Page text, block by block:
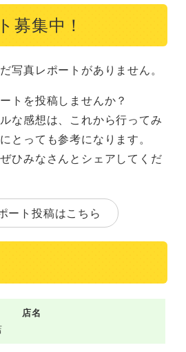
募集中！
写真レポートがありません。
トを投稿しませんか？
な感想は、これから行ってみ
とっても参考になります。
ひみなさんとシェアしてくだ
ート投稿はこちら
店名